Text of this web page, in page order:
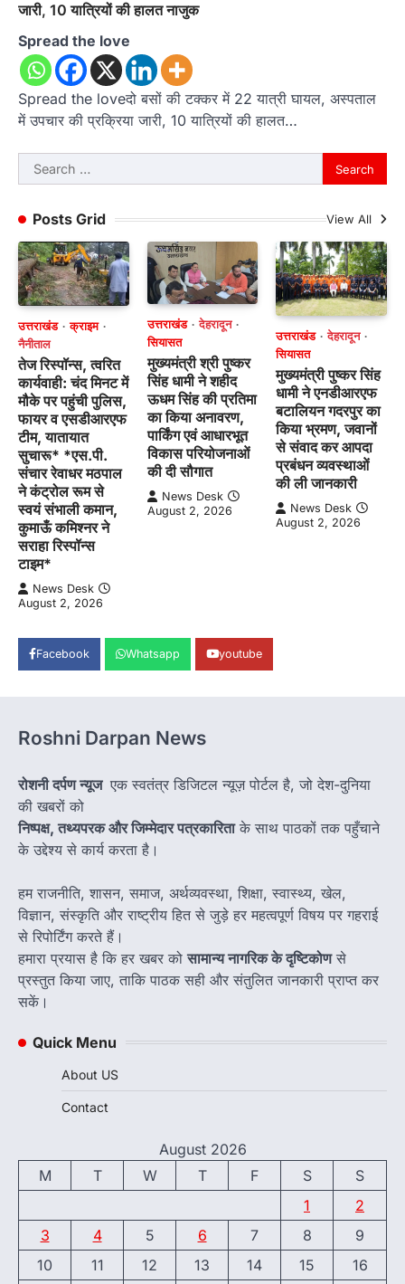
जारी, 10 यात्रियों की हालत नाजुक
Spread the love
Spread the loveदो बसों की टक्कर में 22 यात्री घायल, अस्पताल
में उपचार की प्रक्रिया जारी, 10 यात्रियों की हालत…
Search
for:
Posts Grid
View All
उत्तराखंड
क्राइम
नैनीताल
तेज रिस्पॉन्स, त्वरित
कार्यवाही: चंद मिनट में
मौके पर पहुंची पुलिस,
फायर व एसडीआरएफ
टीम, यातायात
सुचारू* *एस.पी.
संचार रेवाधर मठपाल
ने कंट्रोल रूम से
स्वयं संभाली कमान,
कुमाऊँ कमिश्नर ने
सराहा रिस्पॉन्स
टाइम*
News Desk
August 2, 2026
उत्तराखंड
देहरादून
सियासत
मुख्यमंत्री श्री पुष्कर
सिंह धामी ने शहीद
ऊधम सिंह की प्रतिमा
का किया अनावरण,
पार्किंग एवं आधारभूत
विकास परियोजनाओं
की दी सौगात
News Desk
August 2, 2026
उत्तराखंड
देहरादून
सियासत
मुख्यमंत्री पुष्कर सिंह
धामी ने एनडीआरएफ
बटालियन गदरपुर का
किया भ्रमण, जवानों
से संवाद कर आपदा
प्रबंधन व्यवस्थाओं
की ली जानकारी
News Desk
August 2, 2026
Facebook Whatsapp youtube
Roshni Darpan News
रोशनी दर्पण न्यूज एक स्वतंत्र डिजिटल न्यूज़ पोर्टल है, जो देश-दुनिया
की खबरों को
निष्पक्ष, तथ्यपरक और जिम्मेदार पत्रकारिताके साथ पाठकों तक पहुँचाने
के उद्देश्य से कार्य करता है।
हम राजनीति, शासन, समाज, अर्थव्यवस्था, शिक्षा, स्वास्थ्य, खेल,
विज्ञान, संस्कृति और राष्ट्रीय हित से जुड़े हर महत्वपूर्ण विषय पर गहराई
से रिपोर्टिंग करते हैं।
हमारा प्रयास है कि हर खबर कोसामान्य नागरिक के दृष्टिकोणसे
प्रस्तुत किया जाए, ताकि पाठक सही और संतुलित जानकारी प्राप्त कर
सकें।
Quick Menu
About US
Contact
August 2026
M
T W T F S
S
1
2
3
4 5 6 7 8
9
10
11 12 13 14 15
16